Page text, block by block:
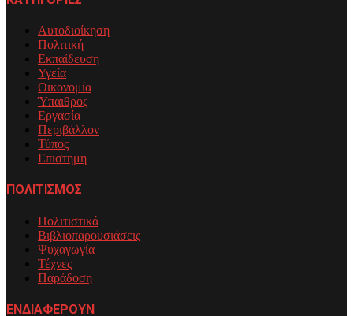
Αυτοδιοίκηση
Πολιτική
Εκπαίδευση
Υγεία
Οικονομία
Ύπαιθρος
Εργασία
Περιβάλλον
Τύπος
Επιστημη
ΠΟΛΙΤΙΣΜΟΣ
Πολιτιστικά
Βιβλιοπαρουσιάσεις
Ψυχαγωγία
Τέχνες
Παράδοση
ΕΝΔΙΑΦΕΡΟΥΝ